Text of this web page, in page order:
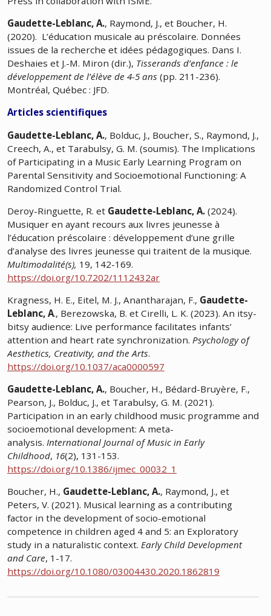
Gaudette-Leblanc, A., Raymond, J., et Boucher, H.
(2020). L’éducation musicale au préscolaire. Données
issues de la recherche et idées pédagogiques. Dans I.
Deshaies et J.-M. Miron (dir.), Tisserands d’enfance : le
développement de l’élève de 4-5 ans (pp. 211-236).
Montréal, Québec : JFD.
Articles scientifiques
Gaudette-Leblanc, A., Bolduc, J., Boucher, S., Raymond, J.,
Creech, A., et Tarabulsy, G. M. (soumis). The Implications
of Participating in a Music Early Learning Program on
Parental Sensitivity and Socioemotional Functioning: A
Randomized Control Trial.
Deroy-Ringuette, R. et Gaudette-Leblanc, A. (2024).
Musiquer en ayant recours aux livres jeunesse à
l’éducation préscolaire : développement d’une grille
d’analyse des livres jeunesse qui traitent de la musique.
Multimodalité(s), 19, 142-169.
https://doi.org/10.7202/1112432ar
Kragness, H. E., Eitel, M. J., Anantharajan, F., Gaudette-
Leblanc, A., Berezowska, B. et Cirelli, L. K. (2023). An itsy-
bitsy audience: Live performance facilitates infants’
attention and heart rate synchronization. Psychology of
Aesthetics, Creativity, and the Arts.
https://doi.org/10.1037/aca0000597
Gaudette-Leblanc, A., Boucher, H., Bédard-Bruyère, F.,
Pearson, J., Bolduc, J., et Tarabulsy, G. M. (2021).
Participation in an early childhood music programme and
socioemotional development: A meta-
analysis. International Journal of Music in Early
Childhood, 16(2), 131-153.
https://doi.org/10.1386/ijmec_00032_1
Boucher, H., Gaudette-Leblanc, A., Raymond, J., et
Peters, V. (2021). Musical learning as a contributing
factor in the development of socio-emotional
competence in children aged 4 and 5: an Exploratory
study in a naturalistic context. Early Child Development
and Care, 1-17.
https://doi.org/10.1080/03004430.2020.1862819